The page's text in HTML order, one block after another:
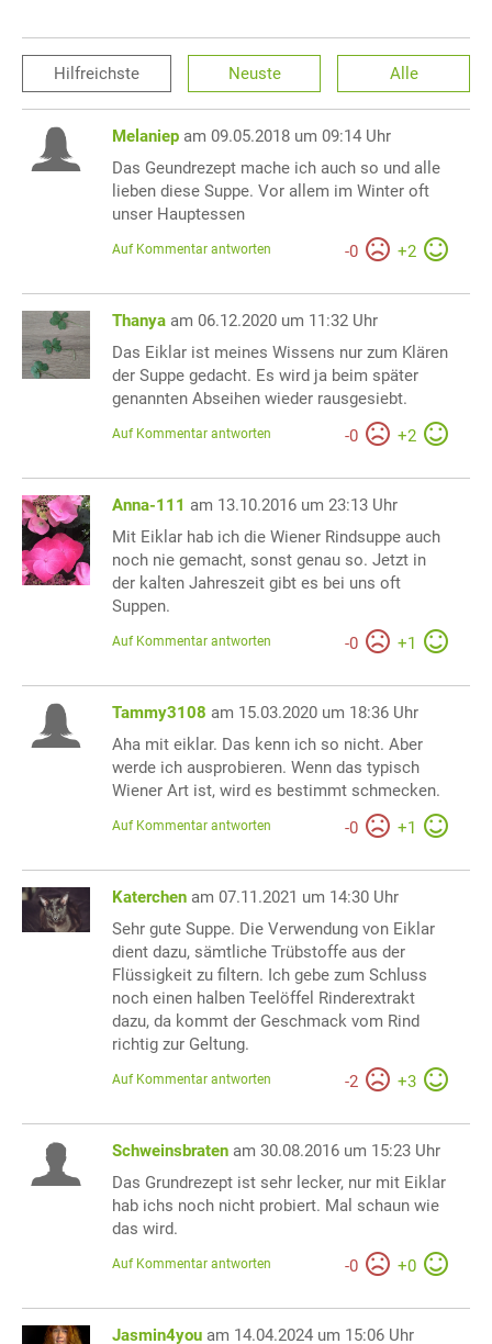
Hilfreichste Neuste Alle
Melaniep am 09.05.2018 um 09:14 Uhr
Das Geundrezept mache ich auch so und alle
lieben diese Suppe. Vor allem im Winter oft
unser Hauptessen
-0 +2
Auf Kommentar antworten
Thanya am 06.12.2020 um 11:32 Uhr
Das Eiklar ist meines Wissens nur zum Klären
der Suppe gedacht. Es wird ja beim später
genannten Abseihen wieder rausgesiebt.
-0 +2
Auf Kommentar antworten
Anna-111 am 13.10.2016 um 23:13 Uhr
Mit Eiklar hab ich die Wiener Rindsuppe auch
noch nie gemacht, sonst genau so. Jetzt in
der kalten Jahreszeit gibt es bei uns oft
Suppen.
-0 +1
Auf Kommentar antworten
Tammy3108 am 15.03.2020 um 18:36 Uhr
Aha mit eiklar. Das kenn ich so nicht. Aber
werde ich ausprobieren. Wenn das typisch
Wiener Art ist, wird es bestimmt schmecken.
-0 +1
Auf Kommentar antworten
Katerchen am 07.11.2021 um 14:30 Uhr
Sehr gute Suppe. Die Verwendung von Eiklar
dient dazu, sämtliche Trübstoffe aus der
Flüssigkeit zu filtern. Ich gebe zum Schluss
noch einen halben Teelöffel Rinderextrakt
dazu, da kommt der Geschmack vom Rind
richtig zur Geltung.
-2 +3
Auf Kommentar antworten
Schweinsbraten am 30.08.2016 um 15:23 Uhr
Das Grundrezept ist sehr lecker, nur mit Eiklar
hab ichs noch nicht probiert. Mal schaun wie
das wird.
-0 +0
Auf Kommentar antworten
Jasmin4you am 14.04.2024 um 15:06 Uhr